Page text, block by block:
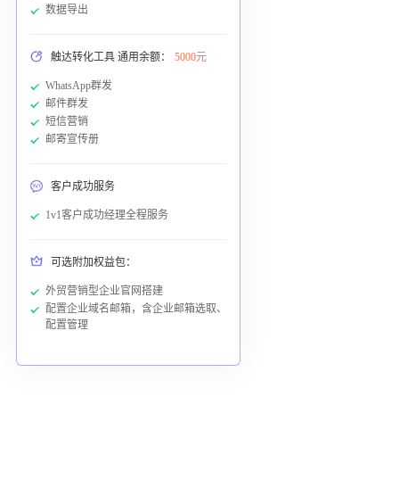
数据导出
触达转化工具 通用余额： 5000元
WhatsApp群发
邮件群发
短信营销
邮寄宣传册
客户成功服务
1v1客户成功经理全程服务
可选附加权益包：
外贸营销型企业官网搭建
配置企业域名邮箱，含企业邮箱选取、
配置管理